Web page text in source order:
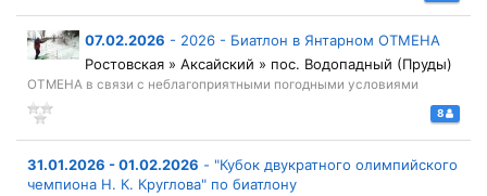
07.02.2026 - 2026 - Биатлон в Янтарном ОТМЕНА
Ростовская » Аксайский » пос. Водопадный (Пруды)
ОТМЕНА в связи с неблагоприятными погодными условиями
8
31.01.2026 - 01.02.2026 - "Кубок двукратного олимпийского
чемпиона Н. К. Круглова" по биатлону